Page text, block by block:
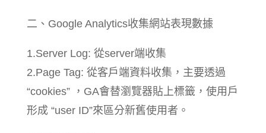
二、Google Analytics收集網站表現數據
1.Server Log: 從server端收集
2.Page Tag: 從客戶端資料收集，主要透過
“cookies” ，GA會替瀏覽器貼上標籤，使用戶
形成 “user ID”來區分新舊使用者。